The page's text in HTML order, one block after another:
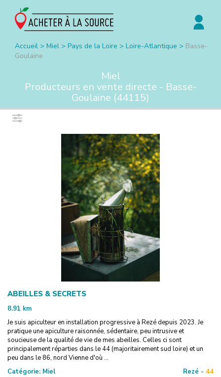
Accueil > Miel > Pays de la Loire > Loire-Atlantique > Basse-
Goulaine
Miel
Producteurs en vente directe - Basse-
Goulaine (44115)
ABEILLES & SECRETS
8.91 km
Je suis apiculteur en installation progressive à Rezé depuis 2023. Je
pratique une apiculture raisonnée, sédentaire, peu intrusive et
soucieuse de la qualité de vie de mes abeilles. Celles ci sont
principalement réparties dans le 44 (majoritairement sud loire) et un
peu dans le 86, nord Vienne d'où ...
Catégorie: Miel Rezé - 44